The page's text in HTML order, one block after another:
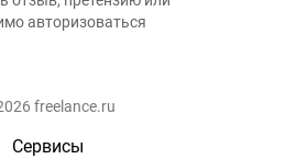
авторизоваться
freelance.ru
Сервисы